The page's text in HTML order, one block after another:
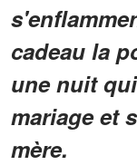
cadeau la
une nuit
mariage et
mère.